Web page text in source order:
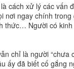
cách xử lý các vấn
ngay chính
thức… Người có
chỉ là người “chưa
ấy đã biết cố gắng